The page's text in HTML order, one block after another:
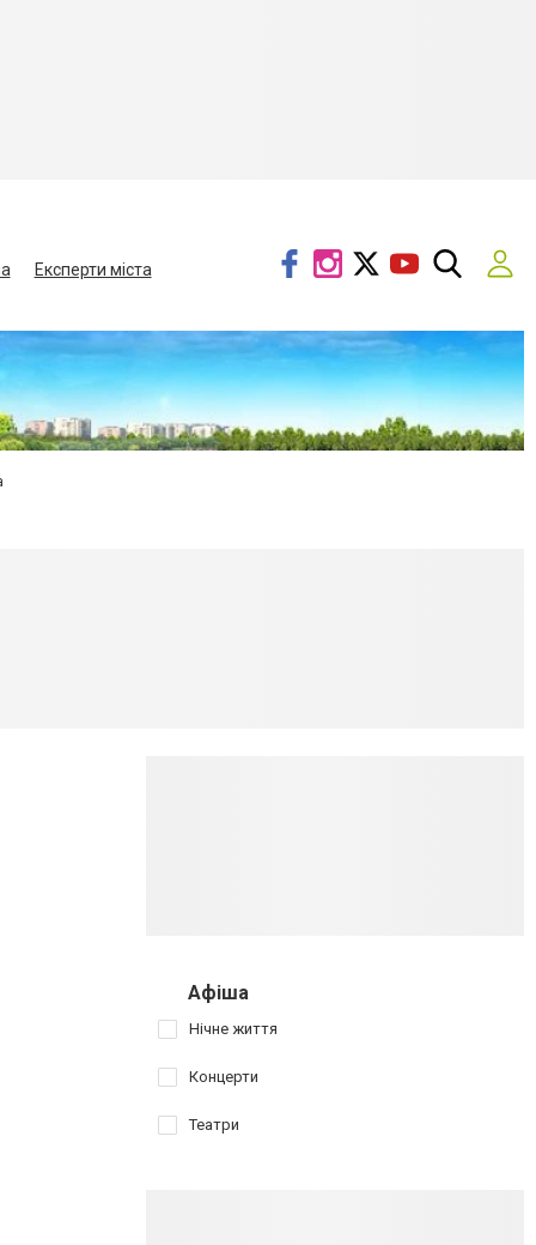
Експерти міста
Афіша
Нічне життя
Концерти
Театри